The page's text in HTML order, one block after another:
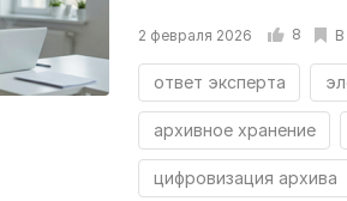
2 февраля 2026 8 В
ответ эксперта
архивное хранение
цифровизация архива